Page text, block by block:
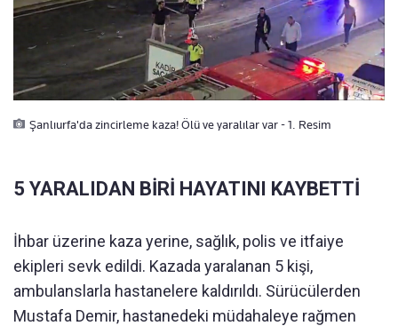
Şanlıurfa'da zincirleme kaza! Ölü ve yaralılar var - 1. Resim
5 YARALIDAN BİRİ HAYATINI KAYBETTİ
İhbar üzerine kaza yerine, sağlık, polis ve itfaiye
ekipleri sevk edildi. Kazada yaralanan 5 kişi,
ambulanslarla hastanelere kaldırıldı. Sürücülerden
Mustafa Demir, hastanedeki müdahaleye rağmen